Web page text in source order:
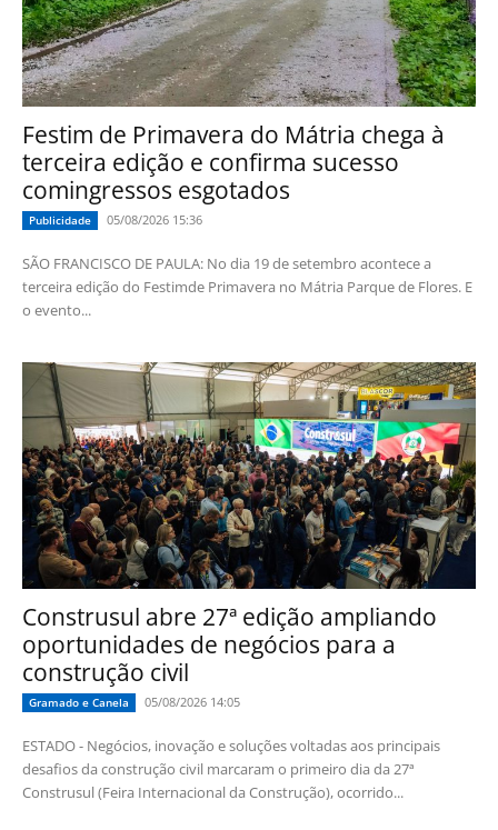
Festim de Primavera do Mátria chega à
terceira edição e confirma sucesso
comingressos esgotados
Publicidade 05/08/2026 15:36
SÃO FRANCISCO DE PAULA: No dia 19 de setembro acontece a
terceira edição do Festimde Primavera no Mátria Parque de Flores. E
o evento...
Construsul abre 27ª edição ampliando
oportunidades de negócios para a
construção civil
Gramado e Canela 05/08/2026 14:05
ESTADO - Negócios, inovação e soluções voltadas aos principais
desafios da construção civil marcaram o primeiro dia da 27ª
Construsul (Feira Internacional da Construção), ocorrido...